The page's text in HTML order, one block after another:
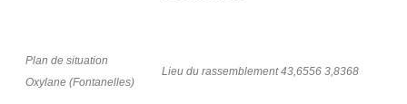
Lieu du rassemblement 43,6556 3,8368
Plan de situation
Oxylane (Fontanelles)